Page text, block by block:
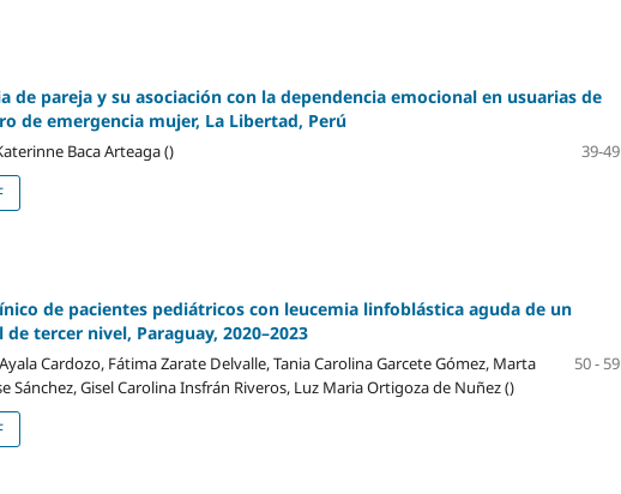
de pareja y su asociación con la dependencia emocional en usuarias de
de emergencia mujer, La Libertad, Perú
Baca Arteaga ()
39-49
de pacientes pediátricos con leucemia linfoblástica aguda de un
de tercer nivel, Paraguay, 2020–2023
Cardozo, Fátima Zarate Delvalle, Tania Carolina Garcete Gómez, Marta
Sánchez, Gisel Carolina Insfrán Riveros, Luz Maria Ortigoza de Nuñez ()
50 - 59